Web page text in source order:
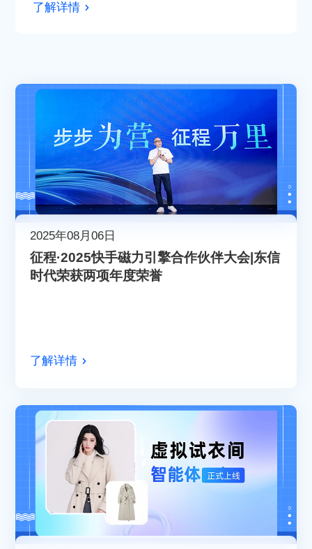
了解详情
2025年08月06日
征程·2025快手磁力引擎合作伙伴大会|东信
时代荣获两项年度荣誉
了解详情